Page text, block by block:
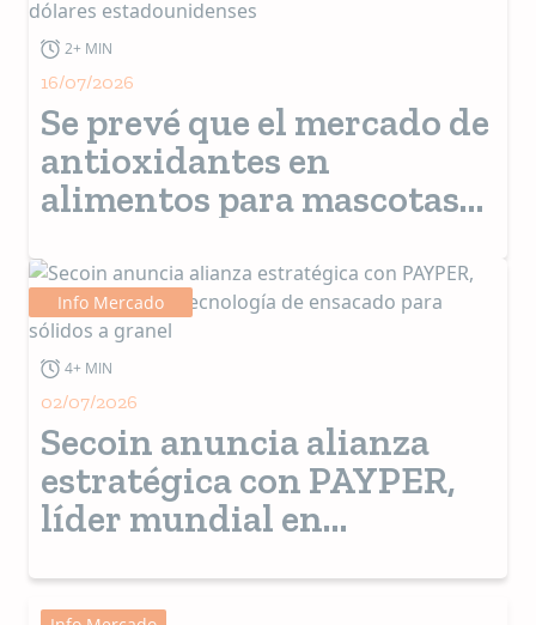
2+ MIN
16/07/2026
Se prevé que el mercado de
antioxidantes en
alimentos para mascotas
dólares estadounidenses
Info Mercado
4+ MIN
02/07/2026
Secoin anuncia alianza
estratégica con PAYPER,
líder mundial en
para sólidos a granel